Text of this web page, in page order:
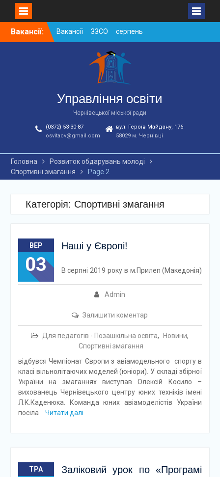
SkipВакансії:
Вакансії ЗЗСО серпень
2026
Вакансії ЗЗСО червень
Вакансії у ЗДО та
дошкільних підрозділах
ЗЗСО станом на
01.08.2026 р.
Управління освіти
Чернівецької міської ради
(0372) 53-30-87
osvitacv@gmail.com
вул. Героїв Майдану, 176
58029 м. Чернівці
Головна
Розвиток обдарувань молоді
Спортивні змагання
Page 2
Категорія: Спортивні змагання
ВЕР
03
Наші у Європі!
Admin
Залишити коментар
Для педагогів - Позашкільна освіта, Новини,
Спортивні змагання
В серпні 2019 року в м.Прилеп (Македонія)
відбувся Чемпіонат Європи з авіамодельного спорту в
класі вільнолітаючих моделей (юніори). У складі збірної
України на змаганнях виступав Олексій Косило –
вихованець Чернівецького центру юних техніків імені
Л.К.Каденюка. Команда юних авіамоделістів України
посіла
Читати далі
ТРА
Заліковий урок по «Програмі